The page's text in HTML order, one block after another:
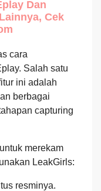
Dan
Cek
cara
Salah satu
ini adalah
berbagai
capturing
merekam
LeakGirls:
resminya.